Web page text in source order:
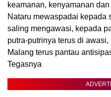
keamanan, kenyamanan
Nataru mewaspadai kepada
saling mengawasi, kepada
putra-putrinya terus di
Malang terus pantau
Tegasnya